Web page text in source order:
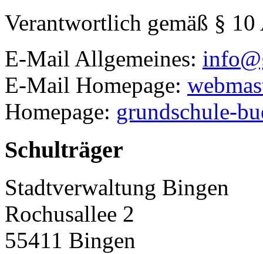
Verantwortlich gemäß §
E-Mail Allgemeines:
E-Mail Homepage:
Homepage: grundschule-
Schulträger
Stadtverwaltung Bingen
Rochusallee 2
55411 Bingen